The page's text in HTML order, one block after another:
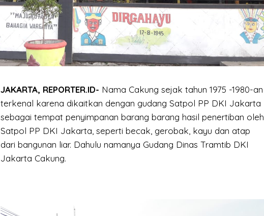
JAKARTA, REPORTER.ID- Nama Cakung sejak tahun 1975 -1980-an
terkenal karena dikaitkan dengan gudang Satpol PP DKI Jakarta
sebagai tempat penyimpanan barang barang hasil penertiban oleh
Satpol PP DKI Jakarta, seperti becak, gerobak, kayu dan atap
dari bangunan liar. Dahulu namanya Gudang Dinas Tramtib DKI
Jakarta Cakung.